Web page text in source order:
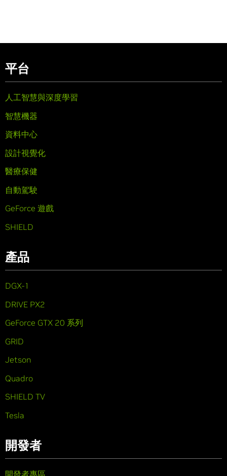
平台
人工智慧與深度學習
智慧機器
資料中心
設計視覺化
醫療保健
自動駕駛
GeForce 遊戲
SHIELD
產品
DGX-1
DRIVE PX2
GeForce GTX 20 系列
GRID
Jetson
Quadro
SHIELD TV
Tesla
開發者